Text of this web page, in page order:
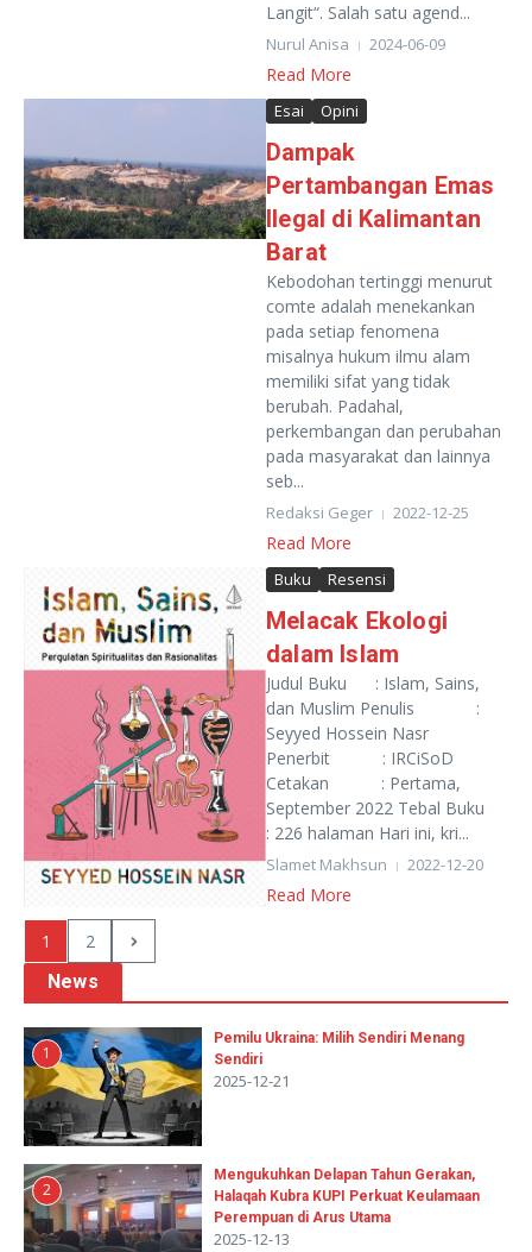
Langit“. Salah satu agend...
Nurul Anisa 2024-06-09
Read More
Esai Opini
Dampak
Pertambangan Emas
Ilegal di Kalimantan
Barat
Kebodohan tertinggi menurut
comte adalah menekankan
pada setiap fenomena
misalnya hukum ilmu alam
memiliki sifat yang tidak
berubah. Padahal,
perkembangan dan perubahan
pada masyarakat dan lainnya
seb...
Redaksi Geger 2022-12-25
Read More
Buku Resensi
Melacak Ekologi
dalam Islam
Judul Buku : Islam, Sains,
dan Muslim Penulis :
Seyyed Hossein Nasr
Penerbit : IRCiSoD
Cetakan : Pertama,
September 2022 Tebal Buku
: 226 halaman Hari ini, kri...
Slamet Makhsun 2022-12-20
Read More
1
2
News
1
Pemilu Ukraina: Milih Sendiri Menang
Sendiri
2025-12-21
2
Mengukuhkan Delapan Tahun Gerakan,
Halaqah Kubra KUPI Perkuat Keulamaan
Perempuan di Arus Utama
2025-12-13